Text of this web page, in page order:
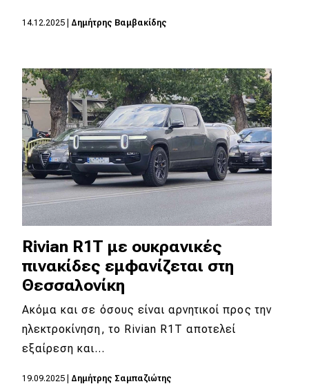
Απόψεις
Test Drive
Δοκιμή
Αποστολή
Συγκρίνουμε
Αγώνες
Formula 1
WRC
Motorsport
14.12.2025 Δημήτρης Βαμβακίδης
Rivian R1T με ουκρανικές
πινακίδες εμφανίζεται στη
Θεσσαλονίκη
Ακόμα και σε όσους είναι αρνητικοί προς την
ηλεκτροκίνηση, το Rivian R1T αποτελεί
εξαίρεση και…
19.09.2025 Δημήτρης Σαμπαζιώτης